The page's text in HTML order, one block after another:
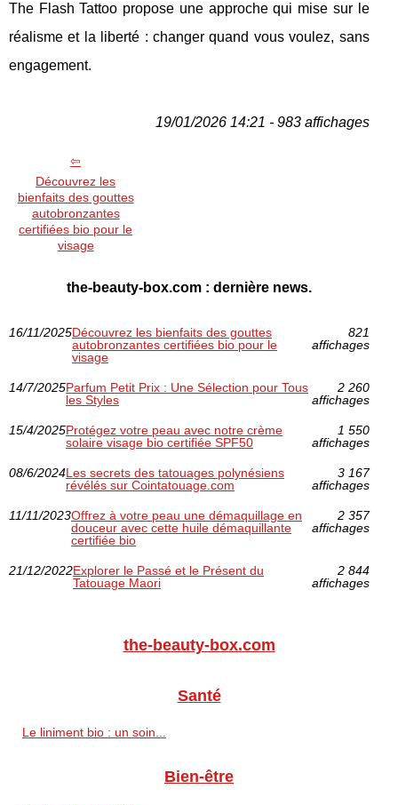
The Flash Tattoo propose une approche qui mise sur le
réalisme et la liberté : changer quand vous voulez, sans
engagement.
19/01/2026 14:21 - 983 affichages
Découvrez les
bienfaits des gouttes
autobronzantes
certifiées bio pour le
visage
the-beauty-box.com : dernière news.
16/11/2025Découvrez les bienfaits des gouttes
autobronzantes certifiées bio pour le
visage
821
affichages
14/7/2025Parfum Petit Prix : Une Sélection pour Tous
les Styles
2 260
affichages
15/4/2025Protégez votre peau avec notre crème
solaire visage bio certifiée SPF50
1 550
affichages
08/6/2024Les secrets des tatouages polynésiens
révélés sur Cointatouage.com
3 167
affichages
11/11/2023Offrez à votre peau une démaquillage en
douceur avec cette huile démaquillante
certifiée bio
2 357
affichages
21/12/2022Explorer le Passé et le Présent du
Tatouage Maori
2 844
affichages
the-beauty-box.com
Santé
Le liniment bio : un soin...
Bien-être